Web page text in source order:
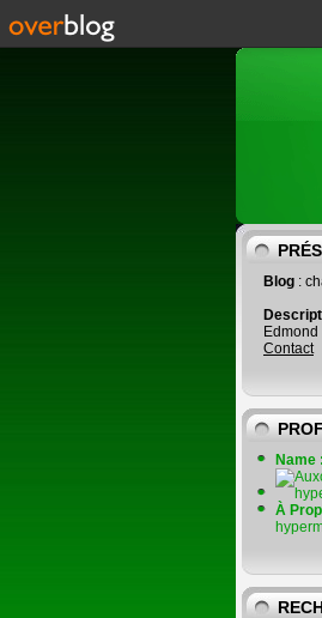
Blog :
Edmond
Contact
Name :
À